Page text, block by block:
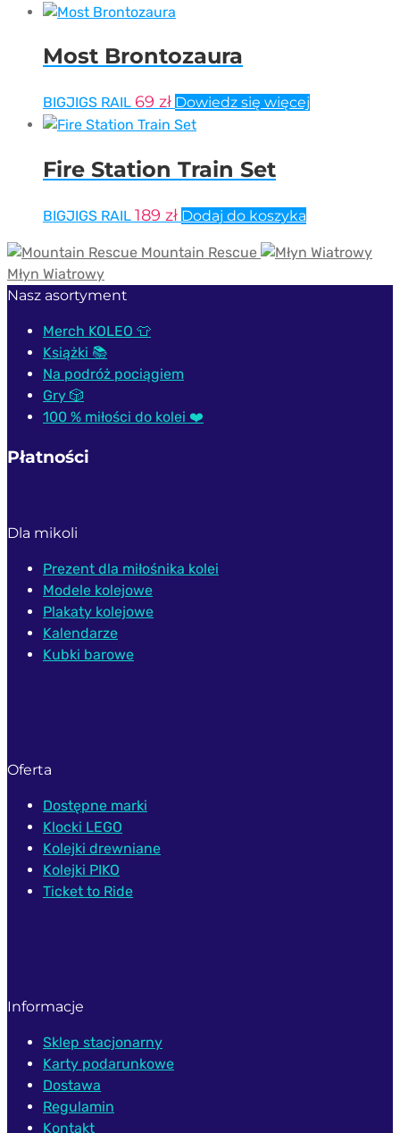
Most Brontozaura
BIGJIGS RAIL 69 zł Dowiedz się więcej
Fire Station Train Set
BIGJIGS RAIL 189 zł Dodaj do koszyka
Mountain Rescue
Młyn Wiatrowy
Nasz asortyment
Merch KOLEO 👕
Książki 📚
Na podróż pociągiem
Gry 🎲
100 % miłości do kolei ❤️
Płatności
Dla mikoli
Prezent dla miłośnika kolei
Modele kolejowe
Plakaty kolejowe
Kalendarze
Kubki barowe
Oferta
Dostępne marki
Klocki LEGO
Kolejki drewniane
Kolejki PIKO
Ticket to Ride
Informacje
Sklep stacjonarny
Karty podarunkowe
Dostawa
Regulamin
Kontakt